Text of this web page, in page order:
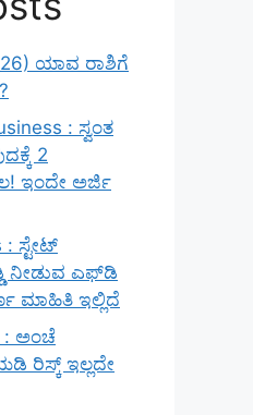
ಯಾವ ರಾಶಿಗೆ
: ಸ್ವಂತ
2
ಇಂದೇ ಅರ್ಜಿ
ಸ್ಟೇಟ್
ನೀಡುವ ಎಫ್‌ಡಿ
ಮಾಹಿತಿ ಇಲ್ಲಿದೆ
: ಅಂಚೆ
ಇಲ್ಲದೇ